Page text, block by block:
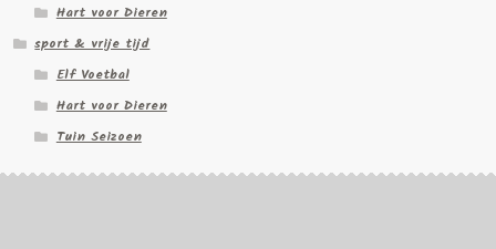
Hart voor Dieren
sport & vrije tijd
Elf Voetbal
Hart voor Dieren
Tuin Seizoen